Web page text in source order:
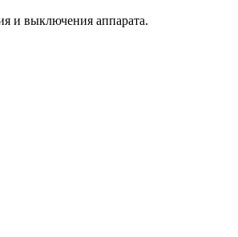
и выключения аппарата.